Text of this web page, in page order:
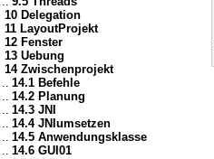
10 Delegation
11 LayoutProjekt
12 Fenster
13 Uebung
14 Zwischenprojekt
.. 14.1 Befehle
.. 14.2 Planung
.. 14.3 JNI
.. 14.4 JNIumsetzen
.. 14.5 Anwendungsklasse
.. 14.6 GUI01